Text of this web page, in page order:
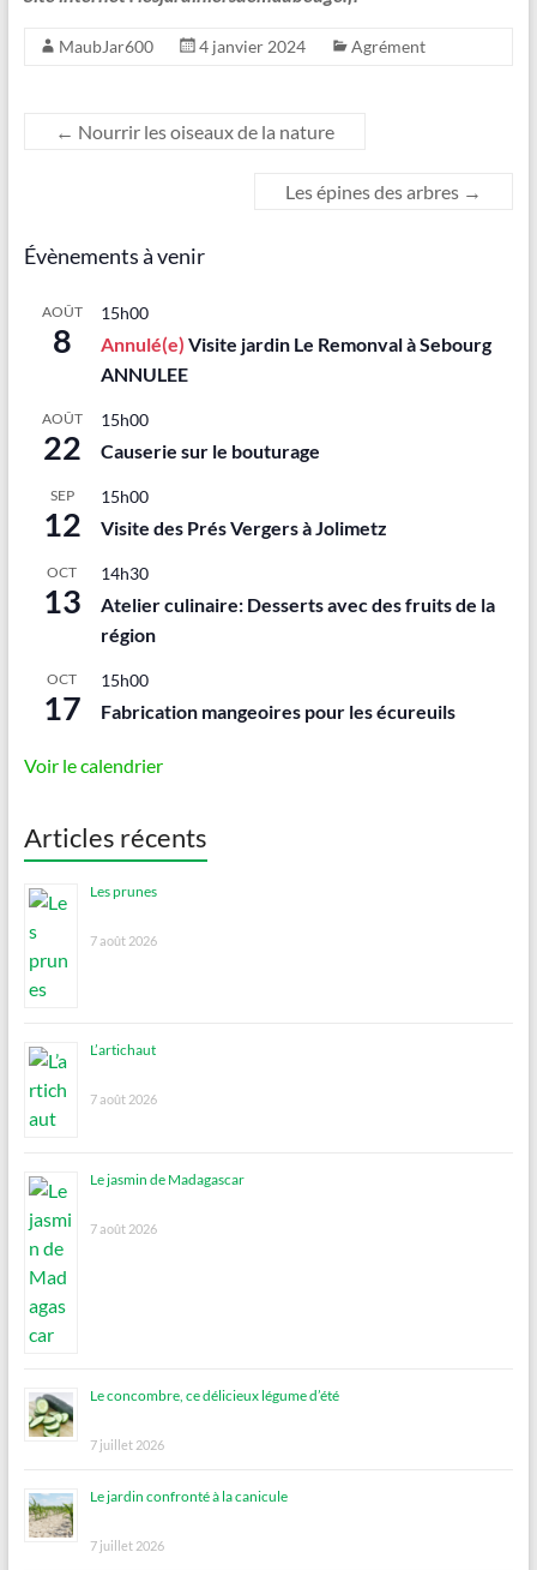
MaubJar600 4 janvier 2024 Agrément
← Nourrir les oiseaux de la nature
Les épines des arbres →
Évènements à venir
AOÛT
8
15h00
Annulé(e) Visite jardin Le Remonval à Sebourg
ANNULEE
AOÛT
22
15h00
Causerie sur le bouturage
SEP
12
15h00
Visite des Prés Vergers à Jolimetz
OCT
13
14h30
Atelier culinaire: Desserts avec des fruits de la
région
OCT
17
15h00
Fabrication mangeoires pour les écureuils
Voir le calendrier
Articles récents
Les prunes
7 août 2026
L’artichaut
7 août 2026
Le jasmin de Madagascar
7 août 2026
Le concombre, ce délicieux légume d’été
7 juillet 2026
Le jardin confronté à la canicule
7 juillet 2026